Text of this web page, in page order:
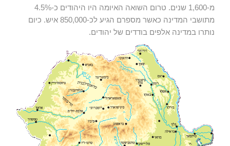
מ-1,600 שנים. טרום השואה האיומה היו היהודים כ-4.5%
מתושבי המדינה כאשר מספרם הגיע לכ-850,000 איש. כיום
נותרו במדינה אלפים בודדים של יהודים.